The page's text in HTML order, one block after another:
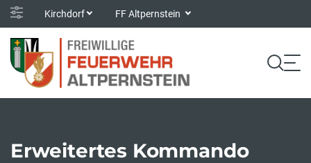
Kirchdorf FF Altpernstein
Erweitertes Kommando